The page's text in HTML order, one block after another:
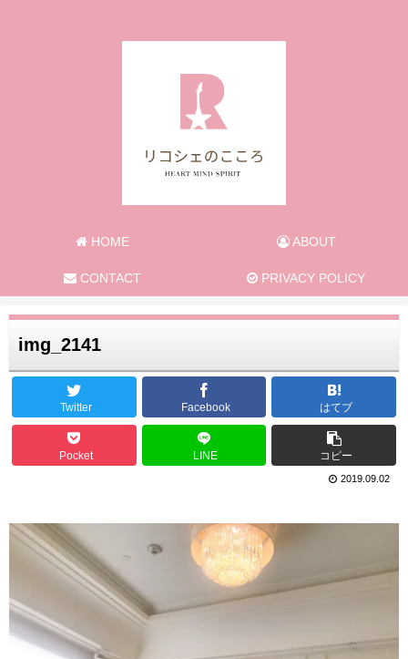
HOME ABOUT
CONTACT PRIVACY POLICY
img_2141
Twitter Facebook はてブ
Pocket LINE コピー
2019.09.02